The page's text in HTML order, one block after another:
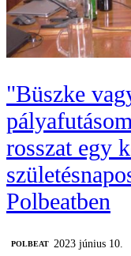
"Büszke
rosszat egy
Polbeatben
‎POLBEAT
2023 június 10.